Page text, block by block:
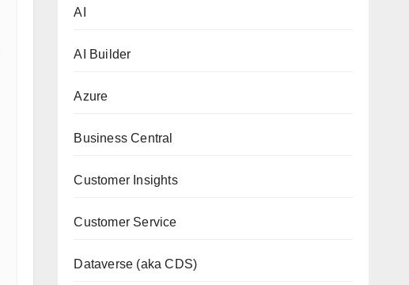
AI
AI Builder
Azure
Business Central
Customer Insights
Customer Service
Dataverse (aka CDS)